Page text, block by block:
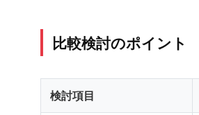
比較検討のポイント
検討項目